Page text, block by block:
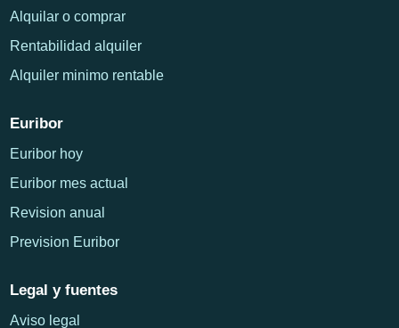
Alquilar o comprar
Rentabilidad alquiler
Alquiler minimo rentable
Euribor
Euribor hoy
Euribor mes actual
Revision anual
Prevision Euribor
Legal y fuentes
Aviso legal